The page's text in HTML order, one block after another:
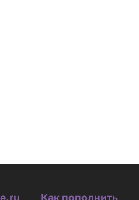
Как пополнить